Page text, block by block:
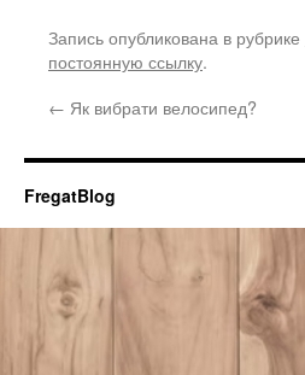
Запись опубликована в рубрике
постоянную ссылку.
← Як вибрати велосипед?
FregatBlog